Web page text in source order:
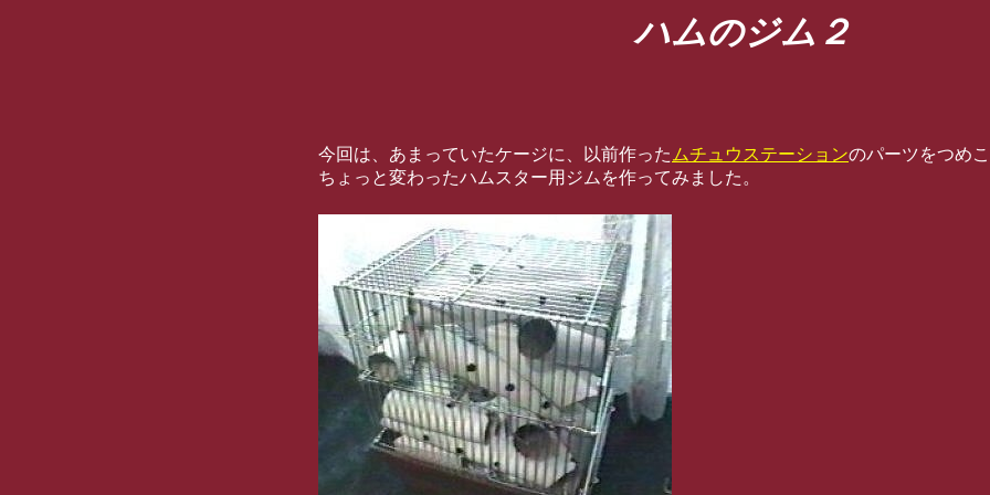
ハムのジム２
今回は、あまっていたケージに、以前作ったムチュウステーションのパーツをつめ
ちょっと変わったハムスター用ジムを作ってみました。